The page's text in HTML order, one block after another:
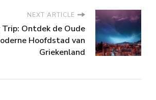
NEXT ARTICLE
Ontdek de Oude
Hoofdstad van
Griekenland